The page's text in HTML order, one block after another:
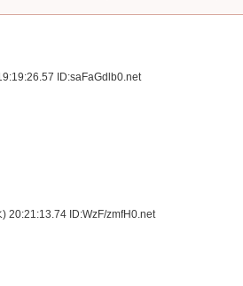
ID:saFaGdlb0.net
) 20:21:13.74 ID:WzF/zmfH0.net